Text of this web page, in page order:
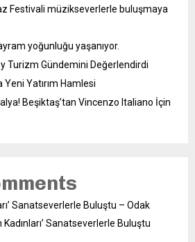
Festivali müzikseverlerle buluşmaya
yoğunluğu yaşanıyor.
Turizm Gündemini Değerlendirdi
Yeni Yatırım Hamlesi
Beşiktaş’tan Vincenzo Italiano İçin
Sanatseverlerle Buluştu – Odak
Kadınları’ Sanatseverlerle Buluştu